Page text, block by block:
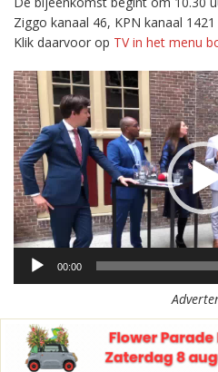
Ziggo kanaal 46, KPN kanaal
Klik daarvoor op TV in het menu
Videospeler
00:00